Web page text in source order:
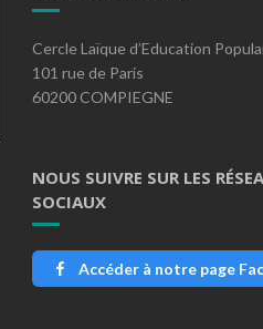
Cercle Laïque d’Education
101 rue de Paris
60200 COMPIEGNE
NOUS SUIVRE SUR LES
SOCIAUX
Accéder à notre page